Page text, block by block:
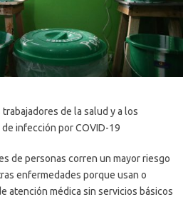
de la salud y a los
infección por COVID-19
de personas corren un mayor riesgo
enfermedades porque usan o
atención médica sin servicios básicos